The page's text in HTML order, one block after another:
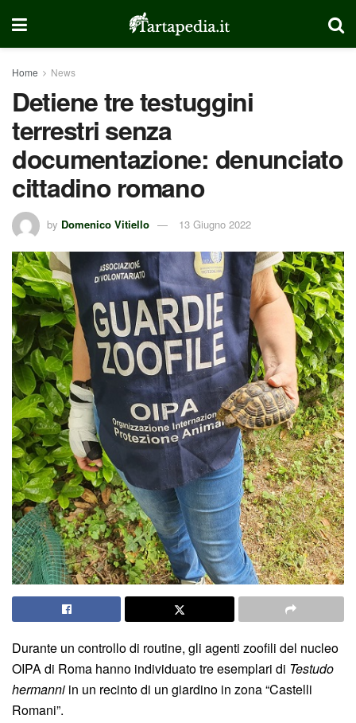
Home News
Detiene tre testuggini
terrestri senza
documentazione: denunciato
cittadino romano
by Domenico Vitiello 13 Giugno 2022
Durante un controllo di routine, gli agenti zoofili del nucleo
OIPA di Roma hanno individuato tre esemplari di Testudo
hermanni in un recinto di un giardino in zona “Castelli
Romani”.